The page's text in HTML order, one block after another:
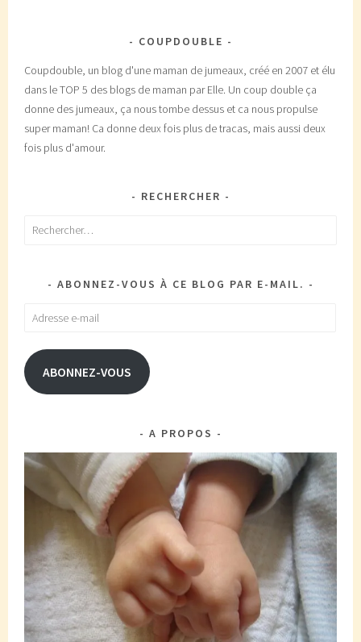
COUPDOUBLE
Coupdouble, un blog d'une maman de jumeaux, créé en 2007 et élu
dans le TOP 5 des blogs de maman par Elle. Un coup double ça
donne des jumeaux, ça nous tombe dessus et ca nous propulse
super maman! Ca donne deux fois plus de tracas, mais aussi deux
fois plus d'amour.
RECHERCHER
Rechercher :
ABONNEZ-VOUS À CE BLOG PAR E-MAIL.
Adresse
mail
ABONNEZ-VOUS
A PROPOS